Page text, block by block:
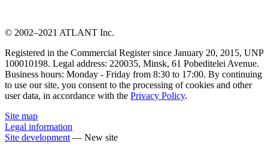
© 2002–2021 ATLANT Inc.
Registered in the Commercial Register since January 20, 2015, UNP
100010198. Legal address: 220035, Minsk, 61 Pobeditelei Avenue.
Business hours: Monday - Friday from 8:30 to 17:00. By continuing
to use our site, you consent to the processing of cookies and other
user data, in accordance with the Privacy Policy.
Site map
Legal information
Site development — New site